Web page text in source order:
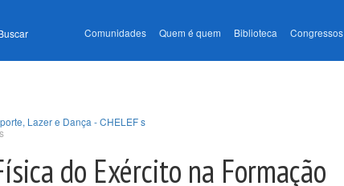
Comunidades Quem é quem Biblioteca Congressos
Lazer e Dança - CHELEF s
do Exército na Formação